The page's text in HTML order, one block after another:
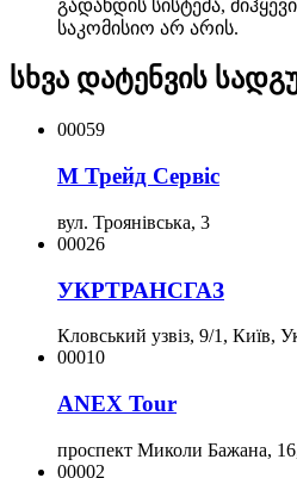
გადახდის სისტემა,
საკომისიო არ არის.
სხვა დატენვის
00059
М Трейд Сервіс
вул. Троянівська, 3
00026
УКРТРАНСГАЗ
Кловський узвіз, 9/1, Київ,
00010
ANEX Tour
проспект Миколи Бажана,
00002